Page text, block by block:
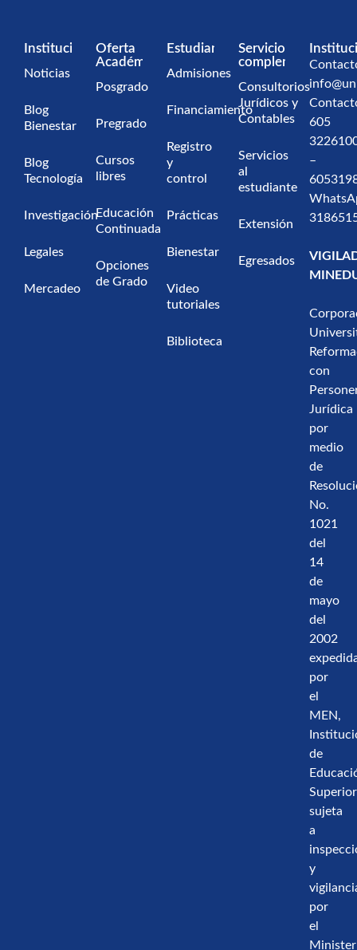
Institucional
Noticias
Blog
Bienestar
Blog
Tecnología
Investigación
Legales
Mercadeo
Oferta
Académica
Posgrado
Pregrado
Cursos
libres
Educación
Continuada
Opciones
de Grado
Estudiantes
Admisiones
Financiamiento
Registro
y
control
Prácticas
Bienestar
Video
tutoriales
Biblioteca
Servicios
complementarios
Consultorios
Jurídicos y
Contables
Servicios
al
estudiante
Extensión
Egresados
605
–
con
Jurídica
por
medio
de
No.
1021
del
14
de
mayo
del
2002
por
el
MEN,
de
Superior
sujeta
a
y
por
el